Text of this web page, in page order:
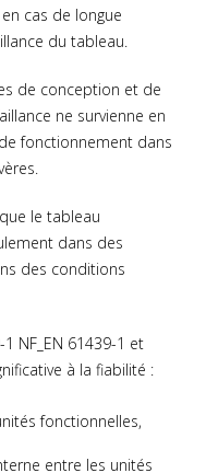
cas de longue
du tableau.
de conception et de
ne survienne en
fonctionnement dans
le tableau
dans des
des conditions
NF_EN 61439-1 et
à la fiabilité :
fonctionnelles,
entre les unités